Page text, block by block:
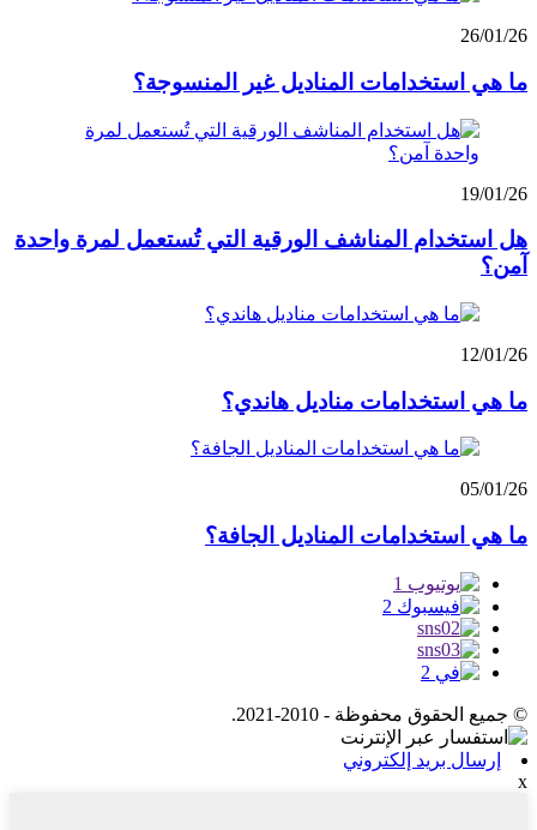
26/01/26
ما هي استخدامات المناديل غير المنسوجة؟
19/01/26
هل استخدام المناشف الورقية التي تُستعمل لمرة واحدة
آمن؟
12/01/26
ما هي استخدامات مناديل هاندي؟
05/01/26
ما هي استخدامات المناديل الجافة؟
© جميع الحقوق محفوظة - 2010-2021.
إرسال بريد إلكتروني
x